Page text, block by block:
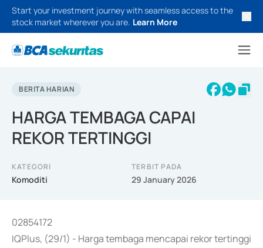
Start your investment journey with seamless access to the
stock market wherever you are. Learn More
BERITA HARIAN
HARGA TEMBAGA CAPAI
REKOR TERTINGGI
KATEGORI
Komoditi
TERBIT PADA
29 January 2026
02854172
IQPlus, (29/1) - Harga tembaga mencapai rekor tertinggi